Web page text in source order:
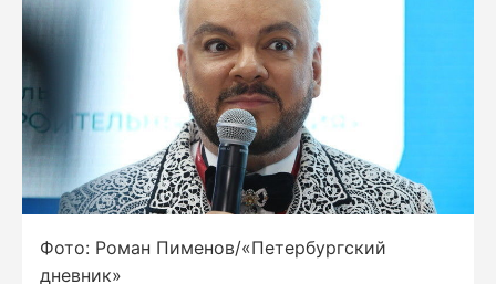
Фото: Роман Пименов/«Петербургский
дневник»